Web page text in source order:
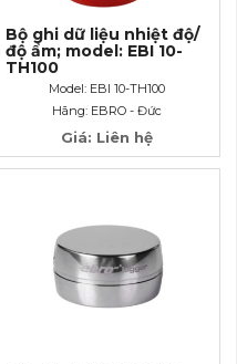
Bộ ghi dữ liệu nhiệt độ/
độ ẩm; model: EBI 10-
TH100
Model: EBI 10-TH100
Hãng: EBRO - Đức
Giá: Liên hệ